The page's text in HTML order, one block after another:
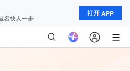
打开 APP